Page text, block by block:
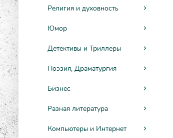
Религия и духовность
Юмор
Детективы и Триллеры
Поэзия, Драматургия
Бизнес
Разная литература
Компьютеры и Интернет